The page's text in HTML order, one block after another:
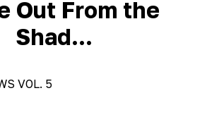
Out From the
Shad...
VOL. 5